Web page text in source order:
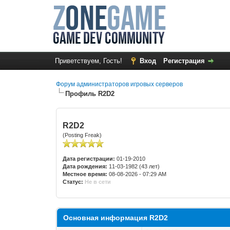
Приветствуем, Гость! Вход Регистрация
Форум администраторов игровых серверов
Профиль R2D2
R2D2
(Posting Freak)
Дата регистрации: 01-19-2010
Дата рождения: 11-03-1982 (43 лет)
Местное время: 08-08-2026 - 07:29 AM
Статус: Не в сети
Основная информация R2D2